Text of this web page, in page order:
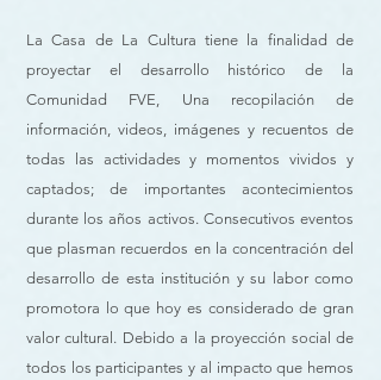
La Casa de La Cultura tiene la finalidad de
proyectar el desarrollo histórico de la
Comunidad FVE, Una recopilación de
información, videos, imágenes y recuentos de
todas las actividades y momentos vividos y
captados; de importantes acontecimientos
durante los años activos. Consecutivos eventos
que plasman recuerdos en la concentración del
desarrollo de esta institución y su labor como
promotora lo que hoy es considerado de gran
valor cultural. Debido a la proyección social de
todos los participantes y al impacto que hemos